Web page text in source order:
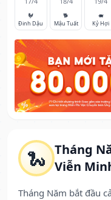
🐍 Tháng
Viễn
Tháng Năm bắt đầu
🐓
Đinh Dậu
🐕
Mậu Tuất
🐖
Kỷ Hợi